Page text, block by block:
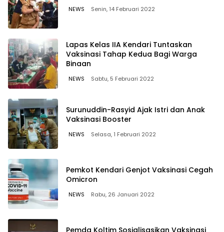
NEWS Senin, 14 Februari 2022
Lapas Kelas IIA Kendari Tuntaskan
Vaksinasi Tahap Kedua Bagi Warga
Binaan
NEWS Sabtu, 5 Februari 2022
Surunuddin-Rasyid Ajak Istri dan Anak
Vaksinasi Booster
NEWS Selasa, 1 Februari 2022
Pemkot Kendari Genjot Vaksinasi Cegah
Omicron
NEWS Rabu, 26 Januari 2022
Pemda Koltim Sosialisasikan Vaksinasi